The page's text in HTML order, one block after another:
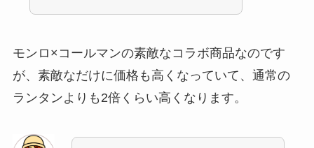
モンロ×コールマンの素敵なコラボ商品なのです
が、素敵なだけに価格も高くなっていて、通常の
ランタンよりも2倍くらい高くなります。